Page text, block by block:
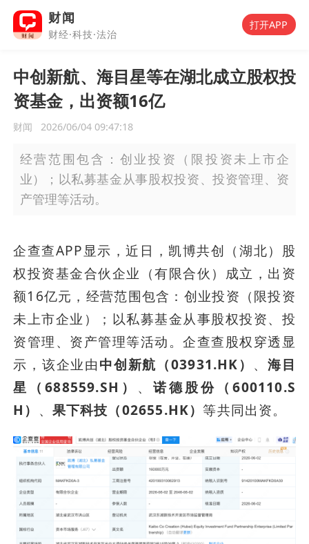
财闻
财经·科技·法治
打开APP
中创新航、海目星等在湖北成立股权投
资基金，出资额16亿
财闻 2026/06/04 09:47:18
经营范围包含：创业投资（限投资未上市企
业）；以私募基金从事股权投资、投资管理、资
产管理等活动。
企查查APP显示，近日，凯博共创（湖北）股
权投资基金合伙企业（有限合伙）成立，出资
额16亿元，经营范围包含：创业投资（限投资
未上市企业）；以私募基金从事股权投资、投
资管理、资产管理等活动。企查查股权穿透显
示，该企业由中创新航（03931.HK） 、 海目
星（688559.SH） 、诺德股份（600110.S
H） 、 果下科技（02655.HK）等共同出资。